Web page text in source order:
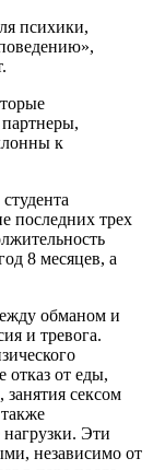
психики,
к
последних трех
8 месяцев, а
обманом и
и тревога.
отказ от еды,
занятия сексом
Эти
независимо от